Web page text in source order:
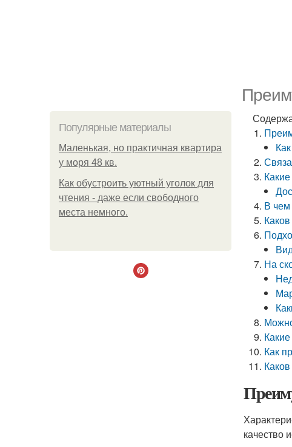
Популярные материалы
Маленькая, но практичная квартира
у моря 48 кв.
Как обустроить уютный уголок для
чтения - даже если свободного
места немного.
В чем
На
Как
качество